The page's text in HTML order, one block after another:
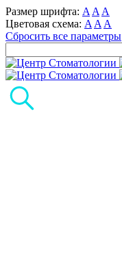
Размер шрифта: A A A
Цветовая схема: A A A
Сбросить все параметры